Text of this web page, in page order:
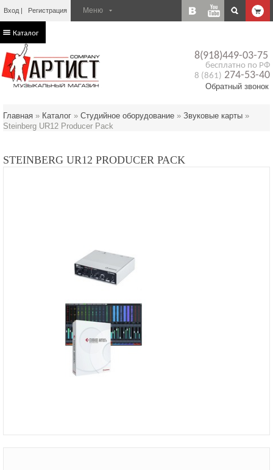
Вход Регистрация
8(918)449-03-75
бесплатно по РФ
8 (861) 274-53-40
Обратный звонок
Каталог
Главная » Каталог » Студийное оборудование » Звуковые карты »
Steinberg UR12 Producer Pack
STEINBERG UR12 PRODUCER PACK